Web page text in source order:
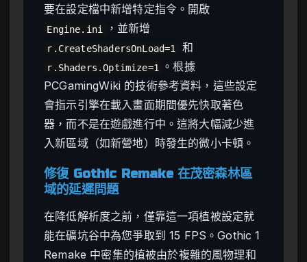
要在設定檔中新增特定指令。開啟
Engine.ini ，並新增
r.CreateShadersOnLoad=1 和
r.Shaders.Optimize=1
。根據
PCGamingWiki 的技術參考資料，這些設定
會指示引擎在載入畫面期間優先快取著色
器，而不是在遊戲進行中。這將大幅減少進
入新區域（如新營地）時發生的微小卡頓。
修復 Gothic Remake 在茂密森林區
域的延遲問題
在降低解析度之前，僅靠這一項植被設定就
能在礦坑谷中為您爭取到 15 FPS。Gothic 1
Remake 中密集的植被由於複雜的風物理和